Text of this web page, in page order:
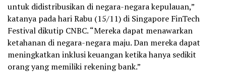
untuk didistribusikan di negara-negara kepulauan,”
katanya pada hari Rabu (15/11) di Singapore FinTech
Festival dikutip CNBC. “Mereka dapat menawarkan
ketahanan di negara-negara maju. Dan mereka dapat
meningkatkan inklusi keuangan ketika hanya sedikit
orang yang memiliki rekening bank.”